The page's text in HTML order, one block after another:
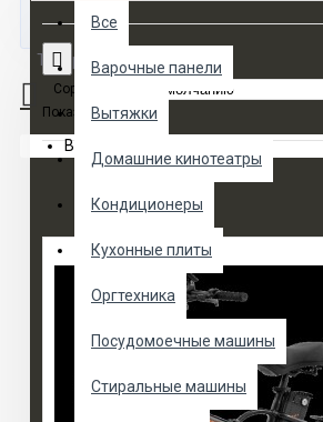
Все
Варочные панели
Вытяжки
Домашние кинотеатры
Кондиционеры
Кухонные плиты
Оргтехника
Посудомоечные машины
Стиральные машины
Товаров 0 (0 руб.)
Ваша корзина пуста!
Сортировка:
Показать: